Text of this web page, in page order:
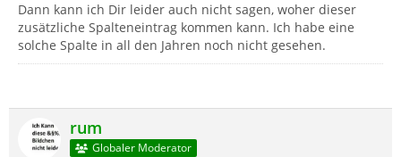
Dann kann ich Dir leider auch nicht sagen, woher dieser
zusätzliche Spalteneintrag kommen kann. Ich habe eine
solche Spalte in all den Jahren noch nicht gesehen.
rum
Globaler Moderator